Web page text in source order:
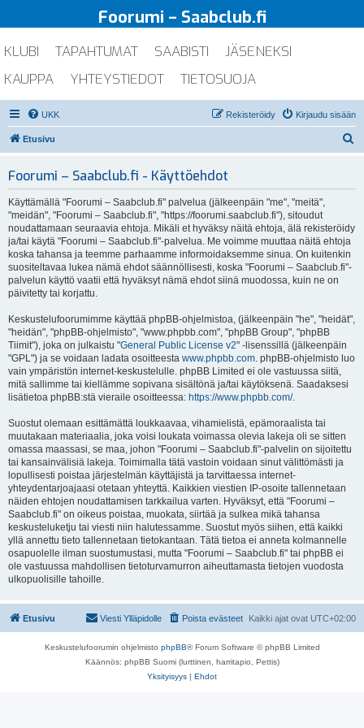
Foorumi – Saabclub.fi
KLUBI TAPAHTUMAT SAABISTI
JÄSENEKSI
KAUPPA
YHTEYSTIEDOT TIETOSUOJA
UKK Kirjaudu sisään
Rekisteröidy
Etusivu
Foorumi – Saabclub.fi - Käyttöehdot
Käyttämällä "Foorumi – Saabclub.fi" palvelua (jälkeenpäin "me", "meitä",
"meidän", "Foorumi – Saabclub.fi", "https://foorumi.saabclub.fi"), sitoudut
noudattamaan seuraavia ehtoja. Mikäli et hyväksy näitä ehtoja, älä rekisteröidy
ja/tai käytä "Foorumi – Saabclub.fi"-palvelua. Me voimme muuttaa näitä ehtoja
koska tahansa ja teemme parhaamme informoidaksemme sinua. On kuitenkin
suositeltavaa lukea nämä ehdot säännöllisesti, koska "Foorumi – Saabclub.fi"-
palvelun käyttö vaatii että hyväksyt nämä ehdot siinä muodossa, kuin ne on
päivitetty tai korjattu.
Keskustelufoorumimme käyttää phpBB-ohjelmistoa, (jälkeenpäin "he", "heidät",
"heidän", "phpBB-ohjelmisto", "www.phpbb.com", "phpBB Group", "phpBB
Tiimit"), joka on julkaistu "General Public License v2" -lisenssillä (jälkeenpäin
"GPL") ja se voidaan ladata osoitteesta www.phpbb.com. phpBB-ohjelmisto luo
vain ympäristön internet-keskustelulle. phpBB Limited ei ole vastuussa siitä,
mitä sallimme tai kiellämme sopivana sisältönä ja/tai käytöksenä. Saadaksesi
lisätietoa phpBB:stä vieraile osoitteessa: https://www.phpbb.com/.
Suostut olemaan esittämättä loukkaavaa, vihamielistä, epämoraalista tai
muutakaan materiaalia, joka voisi loukata voimassa olevia lakeja oli se sitten
omassa maassasi, se maa, johon "Foorumi – Saabclub.fi"-palvelin on sijoitettu
tai kansainvälisiä lakeja. Toimimalla tätä vastoin voidaan sinut välittömästi ja
lopullisesti poistaa järjestelmän käyttäjistä ja tarvittaessa internet-
yhteydentarjoajaasi otetaan yhteyttä. Kaikkien viestien IP-osoite tallennetaan
näiden ehtojen noudattamisen tarkkailua varten. Hyväksyt, että "Foorumi –
Saabclub.fi" on oikeus poistaa, muokata, siirtää ja sulkea mikä tahansa
keskusteluketju tai viesti niin halutessamme. Suostut myös siihen, että kaikki
yllä annettu tieto tallennetaan tietokantaan. Tätä tietoa ei anneta kolmannelle
osapuolelle ilman suostumustasi, mutta "Foorumi – Saabclub.fi" tai phpBB ei
ole vastuussa mahdollisen tietoturvamurron aiheuttamasta tietojen vuodosta
ulkopuolisille tahoille.
Etusivu Kaikki ajat ovat UTC+02:00
Poista evästeet
Viesti Ylläpidolle
Keskustelufoorumin ohjelmisto phpBB® Forum Software © phpBB Limited
Käännös: phpBB Suomi (lurttinen, harritapio, Pettis)
Yksityisyys | Ehdot